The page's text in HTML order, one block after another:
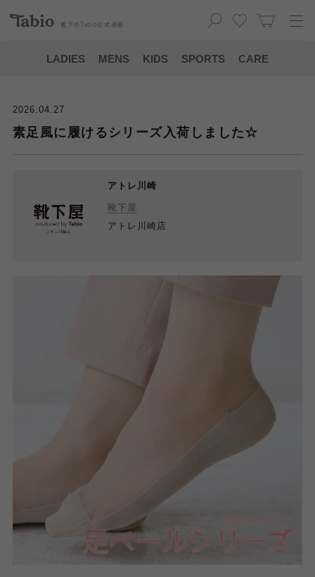
靴下の Tabio 公式通販
LADIES MENS KIDS SPORTS CARE
2026.04.27
素足風に履けるシリーズ入荷しました☆
アトレ川崎
靴下屋
アトレ川崎店